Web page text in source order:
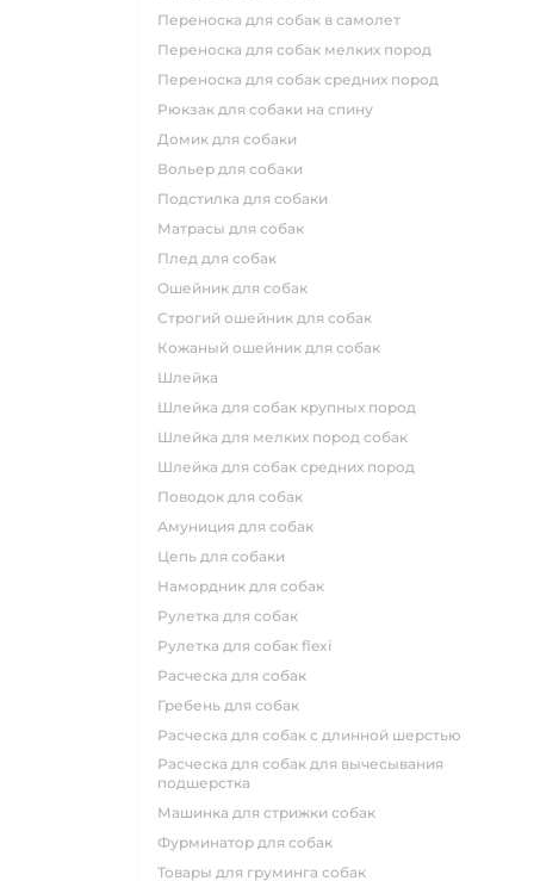
переноска для собак в самолет
переноска для собак мелких пород
переноска для собак средних пород
рюкзак для собаки на спину
домик для собаки
вольер для собаки
подстилка для собаки
матрасы для собак
плед для собак
ошейник для собак
строгий ошейник для собак
кожаный ошейник для собак
шлейка
шлейка для собак крупных пород
шлейка для мелких пород собак
шлейка для собак средних пород
поводок для собак
амуниция для собак
цепь для собаки
намордник для собак
рулетка для собак
рулетка для собак flexi
расческа для собак
гребень для собак
расческа для собак с длинной шерстью
расческа для собак для вычесывания
подшерстка
машинка для стрижки собак
фурминатор для собак
товары для груминга собак